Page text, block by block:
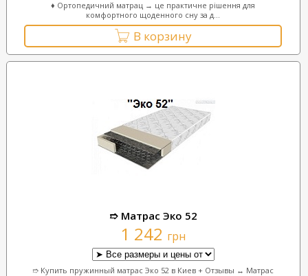
♦ Ортопедичний матрац → це практичне рішення для
комфортного щоденного сну за д...
В корзину
➱ Матрас Эко 52
1 242 грн
➱ Купить пружинный матрас Эко 52 в Киев + Отзывы ↔ Матрас